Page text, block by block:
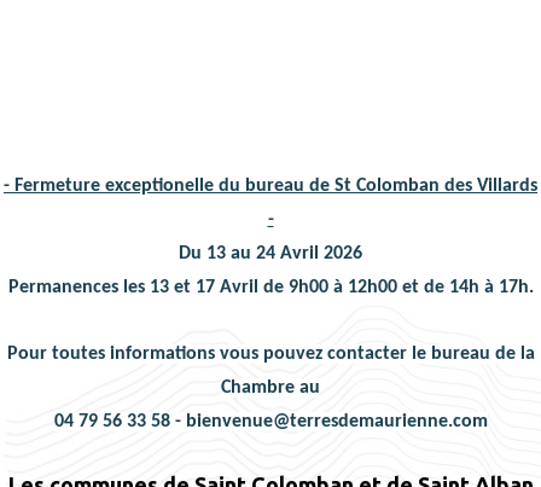
- Fermeture exceptionelle du bureau de St Colomban des Villards
-
Du 13 au 24 Avril 2026
Permanences les 13 et 17 Avril de 9h00 à 12h00 et de 14h à 17h.
Pour toutes informations vous pouvez contacter le bureau de la
Chambre au
04 79 56 33 58 - bienvenue@terresdemaurienne.com